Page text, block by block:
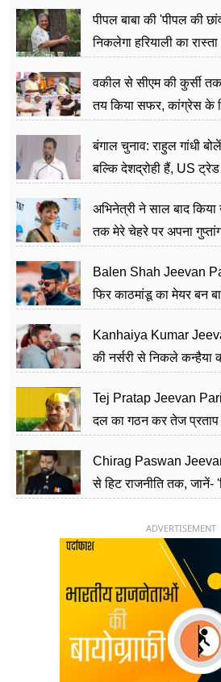
पीपल बाबा की 'पीपल की
निकलेगा हरियाली का रास्ता
वकील से सीएम की कुर्सी
तय किया सफर, कांग्रेस के
बंगाल चुनाव: राहुल गांधी
बल्कि देशद्रोही हैं, US
अभिनेत्री ने साल बाद
तक मेरे चेहरे पर अपना
Balen Shah Jeevan
फिर काठमांडू का मेयर बन
Kanhaiya Kumar
की नर्सरी से निकले कन्हैया
Tej Pratap Jeevan
दल का गठन कर तेज प्रताप
Chirag Paswan
से हिट राजनीति तक, जानें-
ADVERTISEMENT